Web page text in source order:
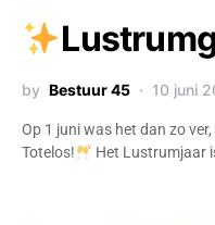
by Bestuur 45 10 juni
Op 1 juni was het dan zo
Totelos!
Het Lustrumjaar